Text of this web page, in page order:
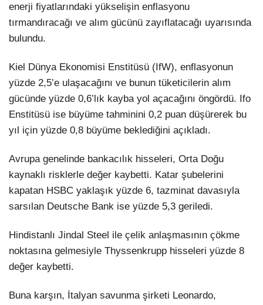
enerji fiyatlarındaki yükselişin enflasyonu
tırmandıracağı ve alım gücünü zayıflatacağı uyarısında
bulundu.
Kiel Dünya Ekonomisi Enstitüsü (IfW), enflasyonun
yüzde 2,5’e ulaşacağını ve bunun tüketicilerin alım
gücünde yüzde 0,6’lık kayba yol açacağını öngördü. Ifo
Enstitüsü ise büyüme tahminini 0,2 puan düşürerek bu
yıl için yüzde 0,8 büyüme beklediğini açıkladı.
Avrupa genelinde bankacılık hisseleri, Orta Doğu
kaynaklı risklerle değer kaybetti. Katar şubelerini
kapatan HSBC yaklaşık yüzde 6, tazminat davasıyla
sarsılan Deutsche Bank ise yüzde 5,3 geriledi.
Hindistanlı Jindal Steel ile çelik anlaşmasının çökme
noktasına gelmesiyle Thyssenkrupp hisseleri yüzde 8
değer kaybetti.
Buna karşın, İtalyan savunma şirketi Leonardo,